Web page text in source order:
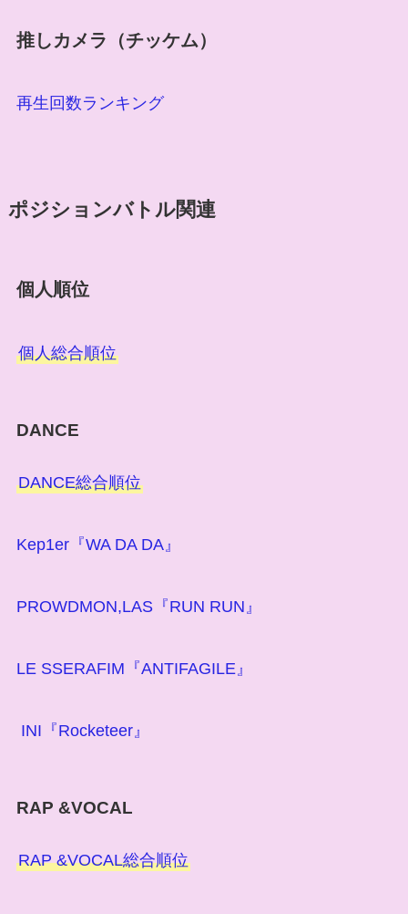
推しカメラ（チッケム）
再生回数ランキング
ポジションバトル関連
個人順位
個人総合順位
DANCE
DANCE総合順位
Kep1er『WA DA DA』
PROWDMON,LAS『RUN RUN』
LE SSERAFIM『ANTIFAGILE』
INI『Rocketeer』
RAP &VOCAL
RAP &VOCAL総合順位